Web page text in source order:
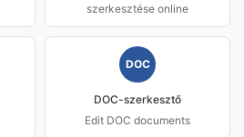
szerkesztése online
DOC
DOC-szerkesztő
Edit DOC documents